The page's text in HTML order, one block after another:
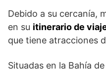
Debido a su cercanía,
en su itinerario de
que tiene atracciones
Situadas en la Bahía